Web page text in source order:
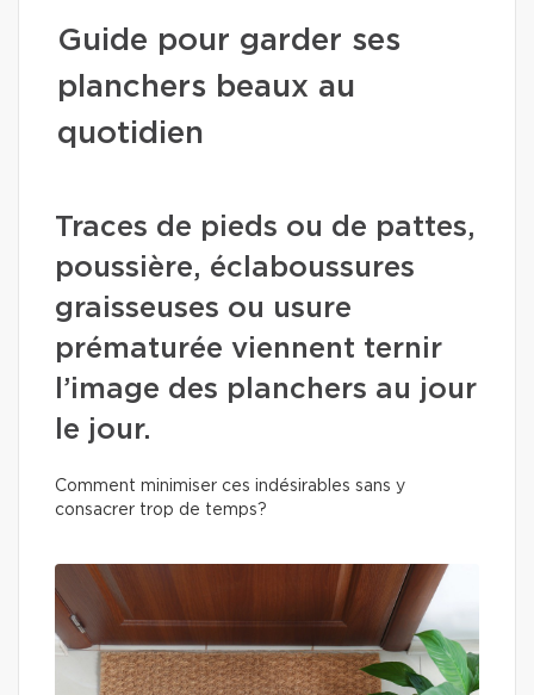
Guide pour garder ses
planchers beaux au
quotidien
Traces de pieds ou de pattes,
poussière, éclaboussures
graisseuses ou usure
prématurée viennent ternir
l’image des planchers au jour
le jour.
Comment minimiser ces indésirables sans y
consacrer trop de temps?